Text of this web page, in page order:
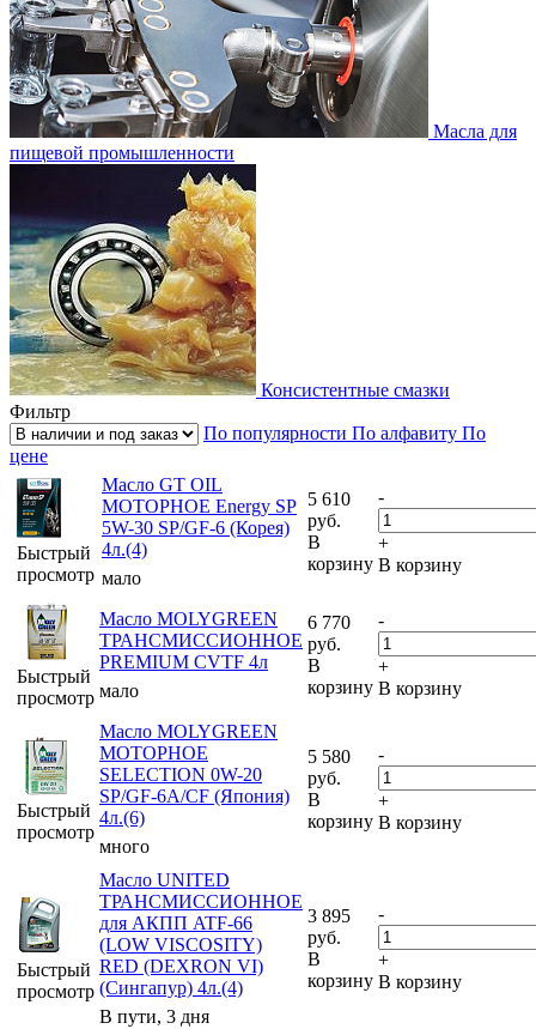
Масла для
пищевой промышленности
Консистентные смазки
Фильтр
По популярности По алфавиту По
цене
Быстрый
просмотр
Масло GT OIL
МОТОРНОЕ Energy SP
5W-30 SP/GF-6 (Корея)
4л.(4)
мало
5 610
руб.
В
корзину
-
+
В корзину
Быстрый
просмотр
Масло MOLYGREEN
ТРАНСМИССИОННОЕ
PREMIUM CVTF 4л
мало
6 770
руб.
В
корзину
-
+
В корзину
Быстрый
просмотр
Масло MOLYGREEN
МОТОРНОЕ
SELECTION 0W-20
SP/GF-6A/CF (Япония)
4л.(6)
много
5 580
руб.
В
корзину
-
+
В корзину
Быстрый
просмотр
Масло UNITED
ТРАНСМИССИОННОЕ
для АКПП ATF-66
(LOW VISCOSITY)
RED (DEXRON VI)
(Сингапур) 4л.(4)
В пути, 3 дня
3 895
руб.
В
корзину
-
+
В корзину